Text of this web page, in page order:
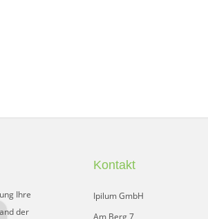
Ihre
der
Kontakt
Ipilum GmbH
Am Berg 7